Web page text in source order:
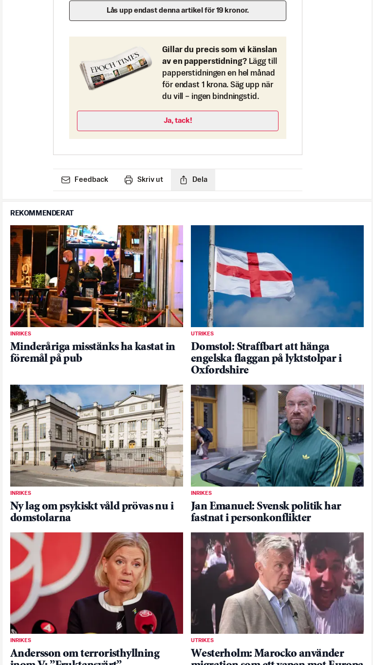
Lås upp endast denna artikel för 19 kronor.
Gillar du precis som vi känslan
av en papperstidning? Lägg till
papperstidningen en hel månad
för endast 1 krona. Säg upp när
du vill – ingen bindningstid.
Ja, tack!
Feedback Skriv ut Dela
REKOMMENDERAT
INRIKES
Minderåriga misstänks ha kastat in
föremål på pub
UTRIKES
Domstol: Straffbart att hänga
engelska flaggan på lyktstolpar i
Oxfordshire
INRIKES
Ny lag om psykiskt våld prövas nu i
domstolarna
INRIKES
Jan Emanuel: Svensk politik har
fastnat i personkonflikter
INRIKES
Andersson om terroristhyllning
UTRIKES
Westerholm: Marocko använder